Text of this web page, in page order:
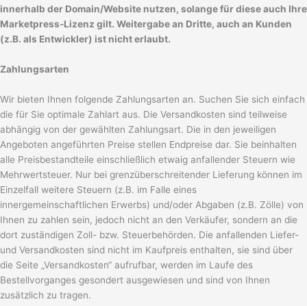
innerhalb der Domain/Website nutzen, solange für diese auch Ihre
Marketpress-Lizenz gilt. Weitergabe an Dritte, auch an Kunden
(z.B. als Entwickler) ist nicht erlaubt.
Zahlungsarten
Wir bieten Ihnen folgende Zahlungsarten an. Suchen Sie sich einfach
die für Sie optimale Zahlart aus. Die Versandkosten sind teilweise
abhängig von der gewählten Zahlungsart. Die in den jeweiligen
Angeboten angeführten Preise stellen Endpreise dar. Sie beinhalten
alle Preisbestandteile einschließlich etwaig anfallender Steuern wie
Mehrwertsteuer. Nur bei grenzüberschreitender Lieferung können im
Einzelfall weitere Steuern (z.B. im Falle eines
innergemeinschaftlichen Erwerbs) und/oder Abgaben (z.B. Zölle) von
Ihnen zu zahlen sein, jedoch nicht an den Verkäufer, sondern an die
dort zuständigen Zoll- bzw. Steuerbehörden. Die anfallenden Liefer-
und Versandkosten sind nicht im Kaufpreis enthalten, sie sind über
die Seite „Versandkosten“ aufrufbar, werden im Laufe des
Bestellvorganges gesondert ausgewiesen und sind von Ihnen
zusätzlich zu tragen.